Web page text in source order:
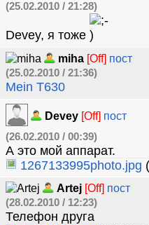
(25.02.2010 / 21:28)
Devey, я тоже
miha [Off] пост
(25.02.2010 / 21:36)
Mein T630
Devey [Off] пост
(26.02.2010 / 00:39)
А это мой аппарат.
1267133995photo.jpg
Artej [Off] пост
(28.02.2010 / 12:23)
Телефон друга